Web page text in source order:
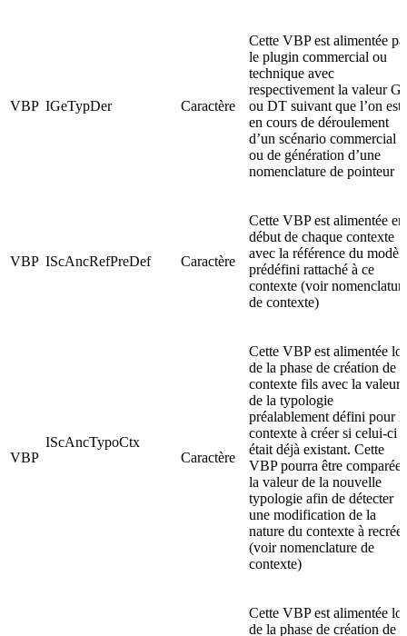
VBP IGeTypDer Caractère
Cette VBP est alimentée
le plugin commercial ou
technique avec
respectivement la valeur
ou DT suivant que l’on est
en cours de déroulement
d’un scénario commercial
ou de génération d’une
nomenclature de pointeur
VBP IScAncRefPreDef Caractère
Cette VBP est alimentée en
début de chaque contexte
avec la référence du
prédéfini rattaché à ce
contexte (voir
de contexte)
VBP
IScAncTypoCtx
Caractère
Cette VBP est alimentée
de la phase de création de
contexte fils avec la valeur
de la typologie
préalablement défini pour
contexte à créer si celui-ci
était déjà existant. Cette
VBP pourra être comparée
la valeur de la nouvelle
typologie afin de détecter
une modification de la
nature du contexte à
(voir nomenclature de
contexte)
Cette VBP est alimentée
de la phase de création de